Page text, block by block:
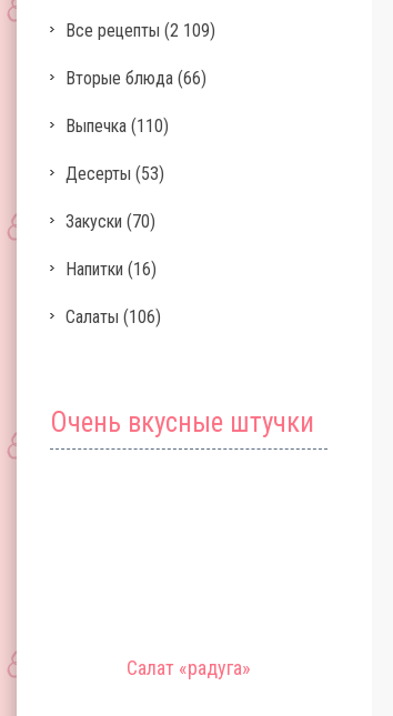
Все рецепты (2 109)
Вторые блюда (66)
Выпечка (110)
Десерты (53)
Закуски (70)
Напитки (16)
Салаты (106)
Очень вкусные штучки
Салат «радуга»